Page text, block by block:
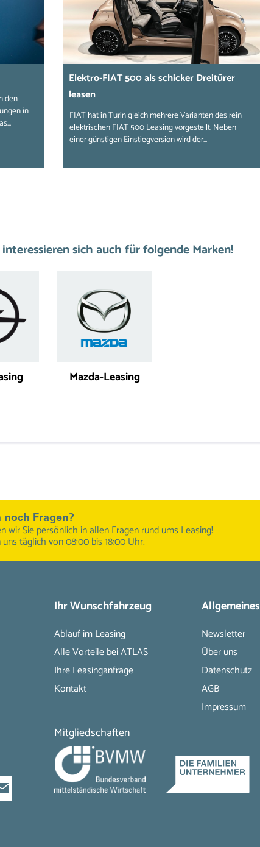
den
in
Elektro-FIAT 500 als schicker Dreitürer
leasen
FIAT hat in Turin gleich mehrere Varianten des rein
elektrischen FIAT 500 Leasing vorgestellt. Neben
einer günstigen Einstiegversion wird der...
sich auch für folgende Marken!
Mazda-Leasing
noch Fragen?
wir Sie persönlich in allen Fragen rund ums Leasing!
täglich von 08:00 bis 18:00 Uhr.
Ihr Wunschfahrzeug
Ablauf im Leasing
Alle Vorteile bei ATLAS
Ihre Leasinganfrage
Kontakt
Allgemeines
Newsletter
Über uns
Datenschutz
AGB
Impressum
Mitgliedschaften